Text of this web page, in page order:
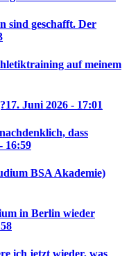
sind geschafft. Der
auf meinem
17. Juni 2026 - 17:01
dass
16:59
BSA Akademie)
in Berlin wieder
ich jetzt wieder, was